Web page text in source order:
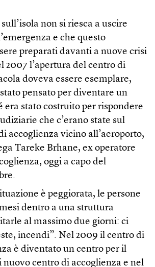
non si riesca a uscire
e che questo
preparati davanti a nuove crisi
2007 l’apertura del centro di
doveva essere esemplare,
pensato per diventare un
era stato costruito per rispondere
che c’erano state sul
accoglienza vicino all’aeroporto,
Tareke Brhane, ex operatore
oggi a capo del
è peggiorata, le persone
dentro a una struttura
al massimo due giorni: ci
incendi”. Nel 2009 il centro di
è diventato un centro per il
centro di accoglienza e nel